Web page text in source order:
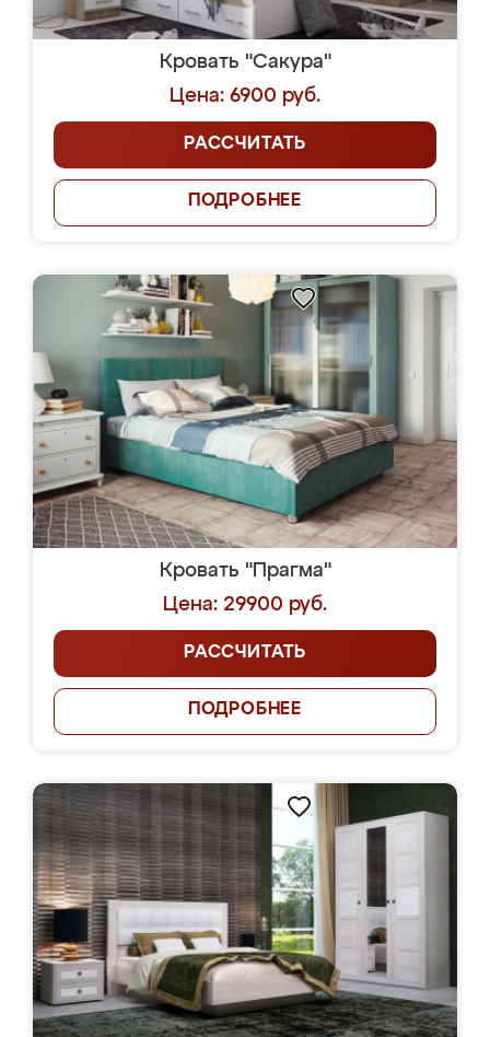
Кровать "Сакура"
Цена: 6900 руб.
РАССЧИТАТЬ
ПОДРОБНЕЕ
Кровать "Прагма"
Цена: 29900 руб.
РАССЧИТАТЬ
ПОДРОБНЕЕ